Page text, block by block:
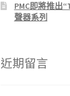
PMC即將推出
聲器系列
近期留言